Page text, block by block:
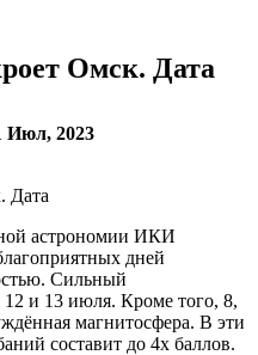
Омск. Дата
Июл, 2023
астрономии ИКИ
дней
Сильный
и 13 июля. Кроме того, 8,
магнитосфера. В эти
составит до 4х баллов.